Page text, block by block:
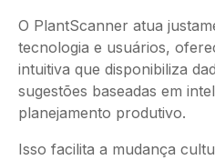
O PlantScanner atua
tecnologia e usuários,
intuitiva que disponibiliza
sugestões baseadas em
planejamento produtivo.
Isso facilita a mudança